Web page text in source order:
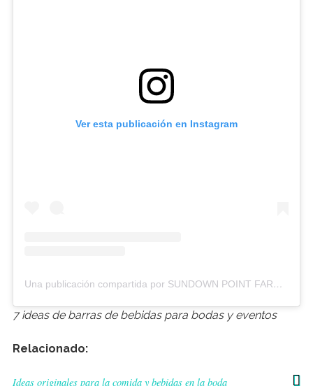
Ver esta publicación en Instagram
Una publicación compartida por SUNDOWN POINT FARM (@sundownpointfarm)
7 ideas de barras de bebidas para bodas y eventos
Relacionado:
Ideas originales para la comida y bebidas en la boda